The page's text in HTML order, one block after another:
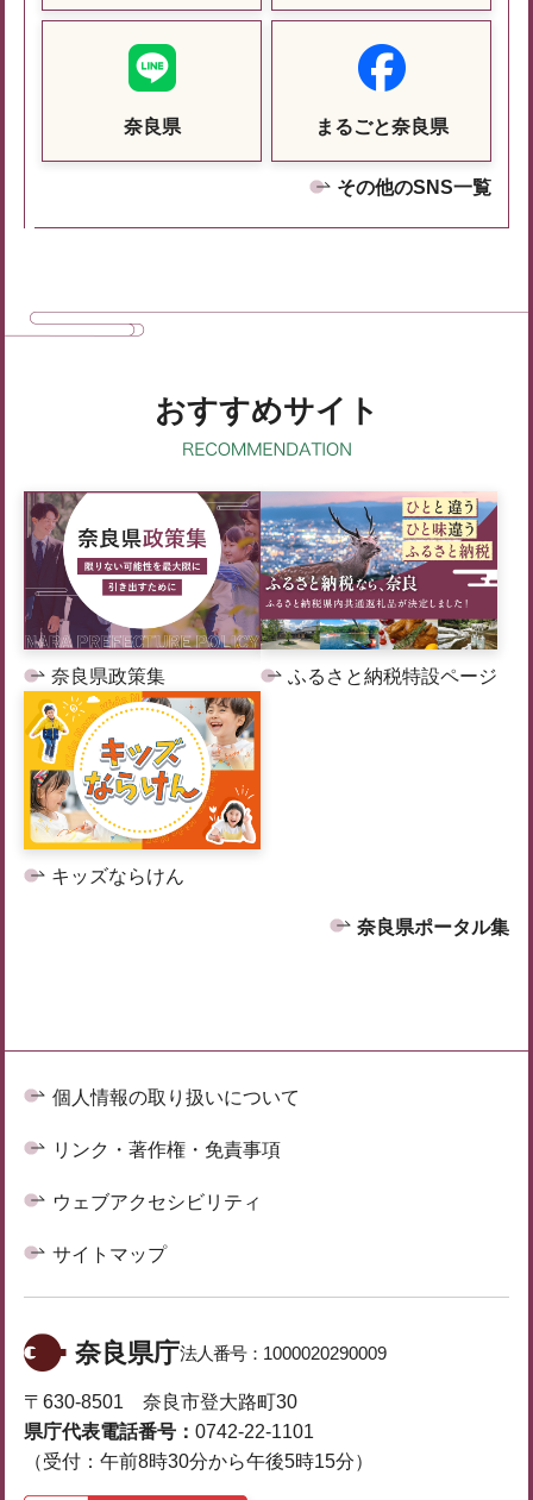
奈良県 まるごと奈良県
その他のSNS一覧
おすすめサイト
奈良県政策集 ふるさと納税特設ページ
キッズならけん
奈良県ポータル集
個人情報の取り扱いについて
リンク・著作権・免責事項
ウェブアクセシビリティ
サイトマップ
奈良県庁法人番号： 1000020290009
〒630-8501 奈良市登大路町30
県庁代表電話番号： 0742-22-1101
（受付：午前8時30分から午後5時15分）